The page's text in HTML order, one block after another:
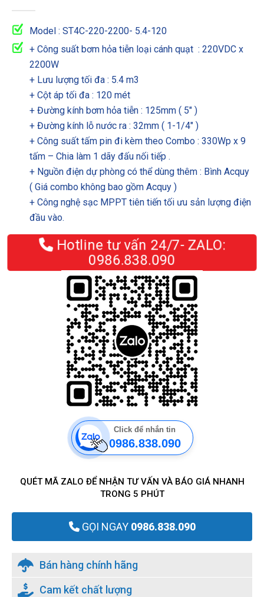
Model : ST4C-220-2200- 5.4-120
+ Công suất bơm hỏa tiễn loại cánh quạt : 220VDC x
2200W
+ Lưu lượng tối đa : 5.4 m3
+ Cột áp tối đa : 120 mét
+ Đường kính bơm hỏa tiễn : 125mm ( 5″ )
+ Đường kính lỗ nước ra : 32mm ( 1-1/4″ )
+ Công suất tấm pin đi kèm theo Combo : 330Wp x 9
tấm – Chia làm 1 dãy đấu nối tiếp .
+ Nguồn điện dự phòng có thể dùng thêm : Bình Acquy
( Giá combo không bao gồm Acquy )
+ Công nghệ sạc MPPT tiên tiến tối ưu sản lượng điện
đầu vào.
Hotline tư vấn 24/7- ZALO:
0986.838.090
Click để nhắn tin
0986.838.090
QUÉT MÃ ZALO ĐỂ NHẬN TƯ VẤN VÀ BÁO GIÁ NHANH
TRONG 5 PHÚT
GỌI NGAY0986.838.090
Bán hàng chính hãng
Cam kết chất lượng